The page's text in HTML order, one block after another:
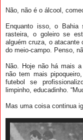
Não, não é o álcool,
Enquanto isso, o Bahia
rasteira, o goleiro se
alguém cruza, o atacante
do meio-campo. Penso,
Não. Hoje não há mais
não tem mais
futebol se
limpinho, educadinho.
Mas uma coisa continua